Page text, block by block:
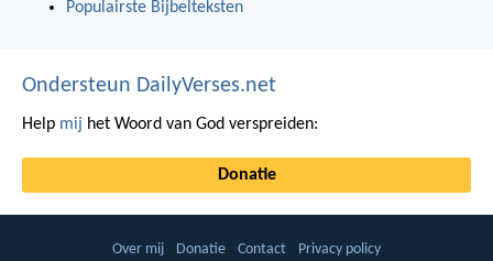
Populairste Bijbelteksten
Ondersteun DailyVerses.net
Help mij het Woord van God verspreiden:
Donatie
Over mij Donatie Contact Privacy policy